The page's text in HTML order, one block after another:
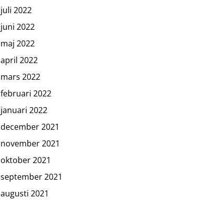
juli 2022
juni 2022
maj 2022
april 2022
mars 2022
februari 2022
januari 2022
december 2021
november 2021
oktober 2021
september 2021
augusti 2021